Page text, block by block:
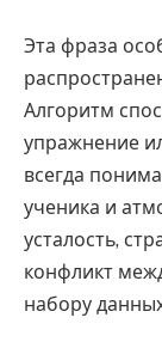
Эта фраза
Алгоритм
упражнение
всегда
ученика и
усталость,
конфликт
набору